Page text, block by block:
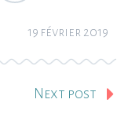
19 février 2019
Next post